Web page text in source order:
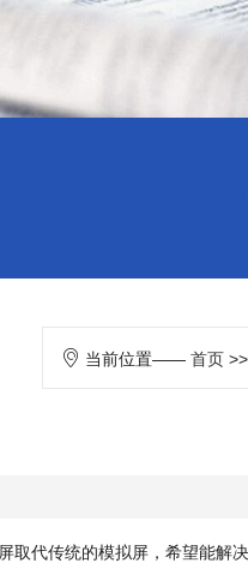
当前位置—— 首页 >>
代传统的模拟屏，希望能解